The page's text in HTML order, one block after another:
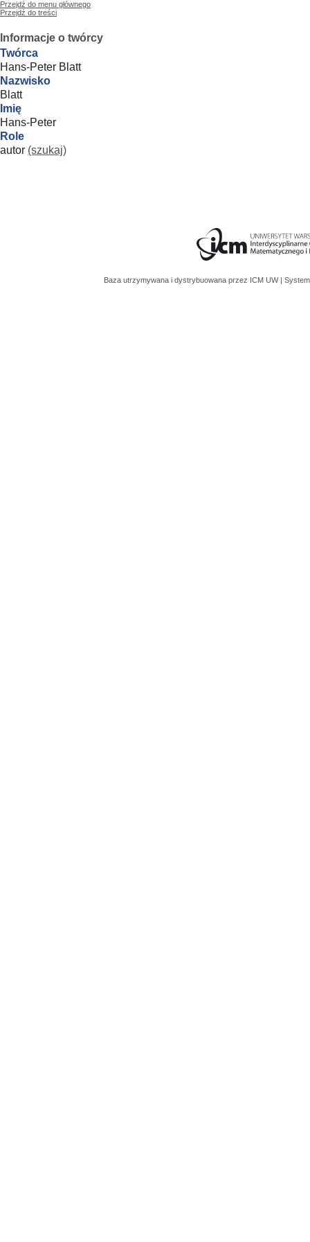
Przejdź do menu głównego
Przejdź do treści
Informacje o twórcy
Twórca
Hans-Peter Blatt
Nazwisko
Blatt
Imię
Hans-Peter
Role
autor (szukaj)
Baza utrzymywana i dystrybuowana przez ICM UW |